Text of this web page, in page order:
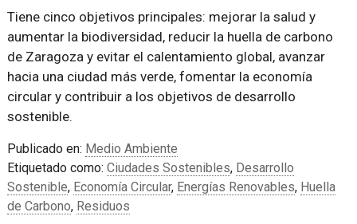
Tiene cinco objetivos principales: mejorar la salud y
aumentar la biodiversidad, reducir la huella de carbono
de Zaragoza y evitar el calentamiento global, avanzar
hacia una ciudad más verde, fomentar la economía
circular y contribuir a los objetivos de desarrollo
sostenible.
Publicado en: Medio Ambiente
Etiquetado como: Ciudades Sostenibles, Desarrollo
Sostenible, Economía Circular, Energías Renovables, Huella
de Carbono, Residuos